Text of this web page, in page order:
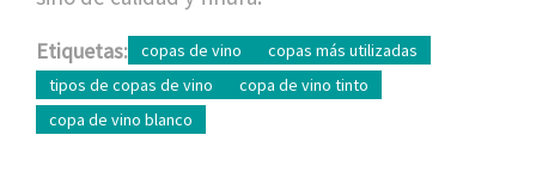
Etiquetas: copas de vino
copas más utilizadas
tipos de copas de vino
copa de vino tinto
copa de vino blanco